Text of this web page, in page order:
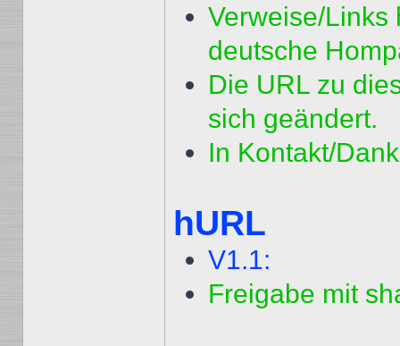
Verweise/Links
deutsche
Die URL zu
sich geändert.
In Kontakt/
hURL
V1.1:
Freigabe mit